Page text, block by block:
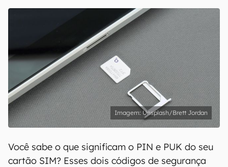
Uso e Política de Privacidade do Canaltech.
Unsplash/Brett Jordan
Você sabe o que significam o PIN e PUK do seu
cartão SIM? Esses dois códigos de segurança